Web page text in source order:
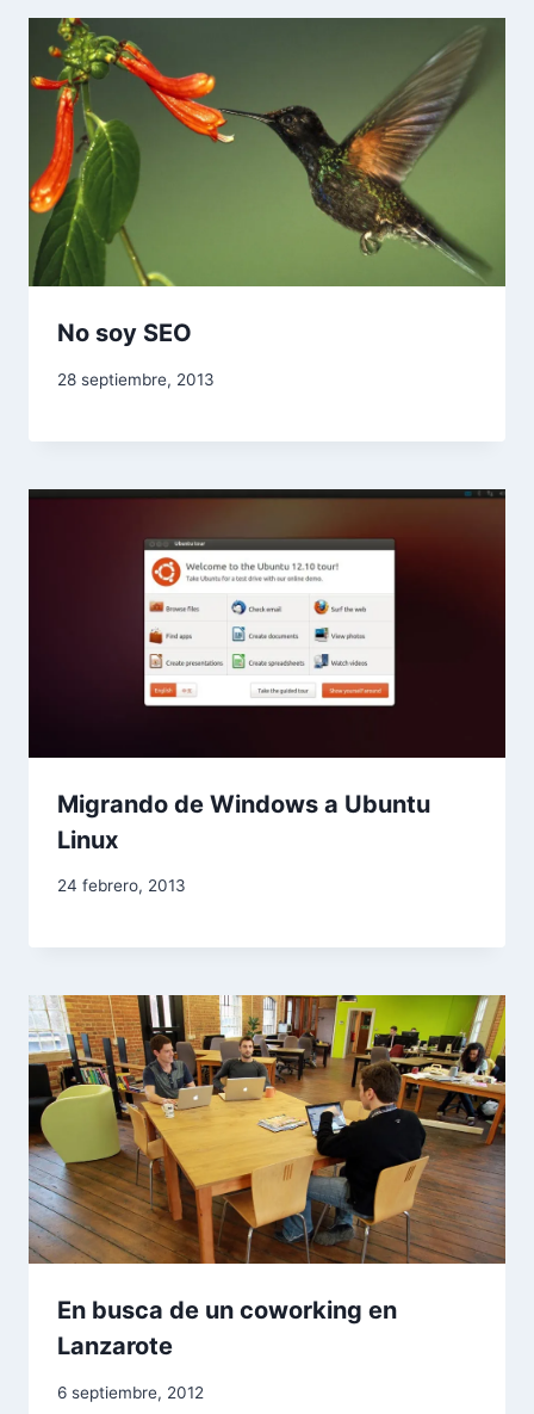
No soy SEO
28 septiembre, 2013
Migrando de Windows a Ubuntu
Linux
24 febrero, 2013
En busca de un coworking en
Lanzarote
6 septiembre, 2012